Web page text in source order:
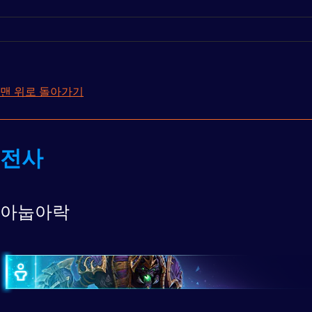
맨 위로 돌아가기
전사
아눕아락